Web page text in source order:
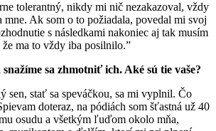
tolerantný, nikdy mi nič nezakazoval, vždy
mne. Ak som o to požiadala, povedal mi svoj
s následkami nakoniec aj tak musím
ma to vždy iba posilnilo.”
sa zhmotniť ich. Aké sú tie vaše?
sen, stať sa speváčkou, sa mi vyplnil. Čo
doteraz, na pódiách som šťastná už 40
osudu a všetkým ľuďom okolo mňa,